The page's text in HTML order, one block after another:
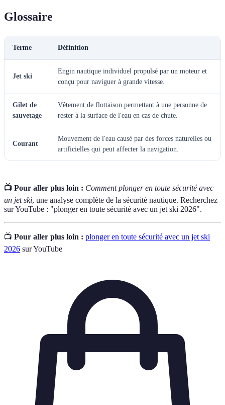
Glossaire
Terme Définition
Jet ski
Engin nautique individuel propulsé par un moteur et
conçu pour naviguer à grande vitesse.
Gilet de
sauvetage
Vêtement de flottaison permettant à une personne de
rester à la surface de l'eau en cas de chute.
Courant
Mouvement de l'eau causé par des forces naturelles ou
artificielles qui peut affecter la navigation.
📺 Pour aller plus loin : Comment plonger en toute sécurité avec
un jet ski, une analyse complète de la sécurité nautique. Recherchez
sur YouTube : "plonger en toute sécurité avec un jet ski 2026".
📺 Pour aller plus loin : plonger en toute sécurité avec un jet ski
2026 sur YouTube